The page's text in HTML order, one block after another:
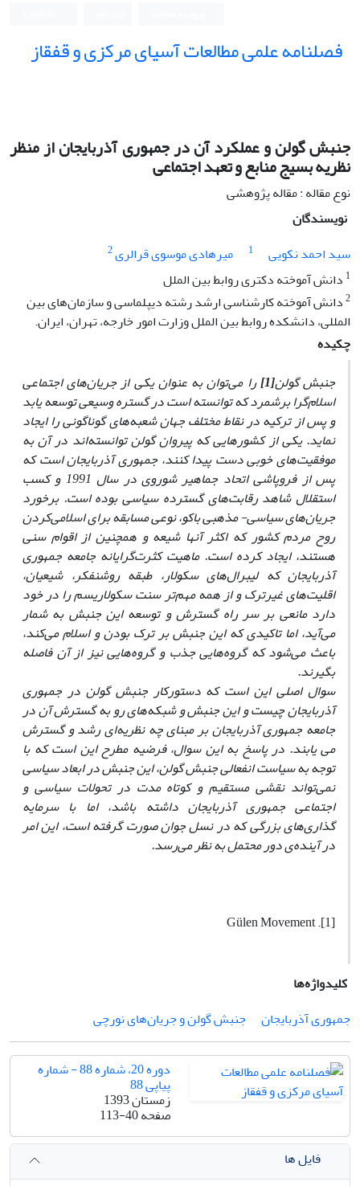
فصلنامه علمی مطالعات آسیای مرکزی و قفقاز
جنبش گولن و عملکرد آن در جمهوری آذربایجان از منظر
نظریه بسیج منابع و تعهد اجتماعی
نوع مقاله : مقاله پژوهشی
نویسندگان
سید احمد نکویی
1 میرهادی موسوی قرالری2
1 دانش آموخته دکتری روابط بین الملل
2دانش آموخته کارشناسی ارشد رشته دیپلماسی و سازمان‌های بین
المللی، دانشکده روابط بین الملل وزارت امور خارجه، تهران، ایران.
چکیده
جنبش گولن[1] را می‌توان به عنوان یکی از جریان‌های اجتماعی
اسلام‌گرا برشمرد که توانسته است در گستره وسیعی توسعه یابد
و پس از ترکیه در نقاط مختلف جهان شعبه‌های گوناگونی را ایجاد
نماید. یکی از کشورهایی که پیروان گولن توانسته‌اند در آن به
موفقیت‌های خوبی دست پیدا کنند، جمهوری آذربایجان است که
پس از فروپاشی اتحاد جماهیر شوروی در سال 1991 و کسب
استقلال شاهد رقابت‌های گسترده سیاسی بوده است. برخورد
جریان‌های سیاسی- مذهبی باکو، نوعی مسابقه برای اسلامی‌کردن
روح مردم کشور که اکثر آنها شیعه و همچنین از اقوام سنی
هستند، ایجاد کرده است. ماهیت کثرت‌گرایانه جامعه جمهوری
آذربایجان که لیبرال‌های سکولار، طبقه روشنفکر، شیعیان،
اقلیت‌های غیرترک و از همه مهم‌تر سنت سکولاریسم را در خود
دارد مانعی بر سر راه گسترش و توسعه این جنبش به شمار
می‌آید، اما تاکیدی که این جنبش بر ترک بودن و اسلام می‌کند،
باعث می‌شود که گروه‌هایی جذب و گروه‌هایی نیز از آن فاصله
بگیرند.
سوال اصلی این است که دستورکار جنبش گولن در جمهوری
آذربایجان چیست و این جنبش و شبکه‌های رو به گسترش آن در
جامعه جمهوری آذربایجان بر مبنای چه نظریه‌ای رشد و گسترش
می یابند. در پاسخ به این سوال، فرضیه مطرح این است که با
توجه به سیاست انفعالی جنبش گولن، این جنبش در ابعاد سیاسی
نمی‌تواند نقشی مستقیم و کوتاه مدت در تحولات سیاسی و
اجتماعی جمهوری آذربایجان داشته باشد، اما با سرمایه
گذاری‌های بزرگی که در نسل جوان صورت گرفته است، این امر
در آینده‌ی دور محتمل به نظر می‌رسد.
[1]. Gülen Movement
کلیدواژه‌ها
جمهوری آذربایجان
جنبش گولن و جریان‌های نورچی
دوره 20، شماره 88 - شماره
پیاپی 88
زمستان 1393
صفحه113-40
فایل ها